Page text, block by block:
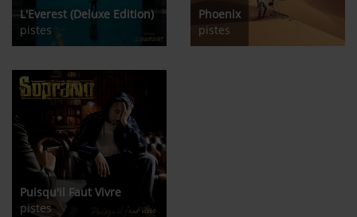
L'Everest (Deluxe Edition)
pistes
Phoenix
pistes
Puisqu'il Faut Vivre
pistes